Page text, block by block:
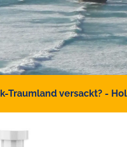
Traumland versackt? -